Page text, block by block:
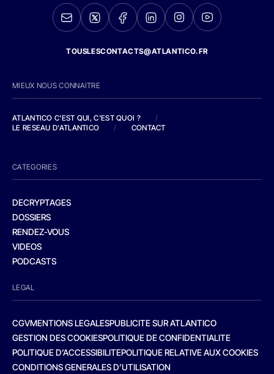
TOUSLESCONTACTS@ATLANTICO.FR
MIEUX NOUS CONNAITRE
ATLANTICO C'EST QUI, C'EST QUOI ?
/
LE RESEAU D'ATLANTICO
/ CONTACT
CATEGORIES
DECRYPTAGES
DOSSIERS
RENDEZ-VOUS
VIDEOS
PODCASTS
LEGAL
CGVMENTIONS LEGALESPUBLICITE SUR ATLANTICO
GESTION DES COOKIESPOLITIQUE DE CONFIDENTIALITE
POLITIQUE D’ACCESSIBILITEPOLITIQUE RELATIVE AUX COOKIES
CONDITIONS GENERALES D’UTILISATION